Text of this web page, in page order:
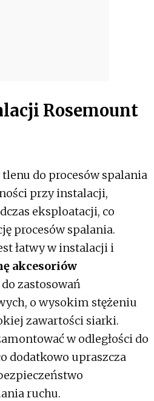
Rosemount
do procesów spalania
przy instalacji,
eksploatacji, co
procesów spalania.
łatwy w instalacji i
akcesoriów
zastosowań
o wysokim stężeniu
zawartości siarki.
w odległości do
dodatkowo upraszcza
ruchu.